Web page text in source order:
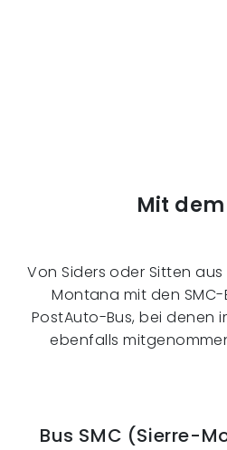
Mit dem
Von Siders oder Sitten
Montana mit den
PostAuto-Bus, bei denen
ebenfalls
Bus SMC (Sierre-